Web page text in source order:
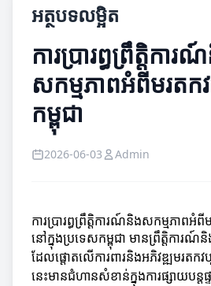
អត្ថបទលម្អិត
ការប្រារព្ធព្រឹត្តិការ
សកម្មភាពអំពីមរតក
កម្ពុជា
2026-06-03 Admin
ការប្រារព្ធព្រឹត្តិការណ៍និងសកម្មភាពអំ
នៅក្នុងប្រទេសកម្ពុជា មានព្រឹត្តិការណ៍
ដែលផ្តោតលើការពារនិងអភិវឌ្ឍមរតក
នេះមានជំហានសំខាន់ក្នុងការផ្សាយបន្